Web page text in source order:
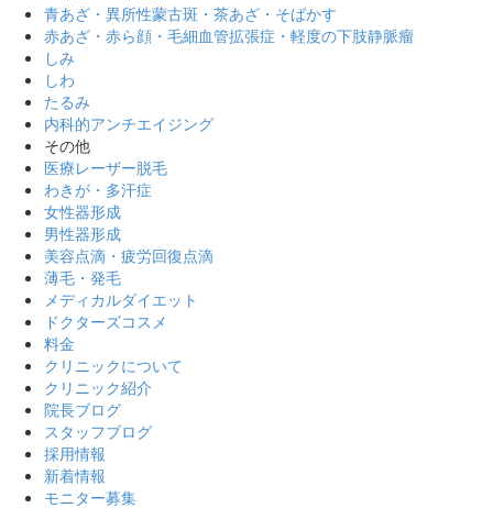
青あざ・異所性蒙古斑・茶あざ・そばかす
赤あざ・赤ら顔・毛細血管拡張症・軽度の下肢静脈瘤
しみ
しわ
たるみ
内科的アンチエイジング
その他
医療レーザー脱毛
わきが・多汗症
女性器形成
男性器形成
美容点滴・疲労回復点滴
薄毛・発毛
メディカルダイエット
ドクターズコスメ
料金
クリニックについて
クリニック紹介
院長ブログ
スタッフブログ
採用情報
新着情報
モニター募集